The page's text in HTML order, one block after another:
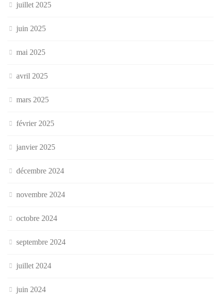
juillet 2025
juin 2025
mai 2025
avril 2025
mars 2025
février 2025
janvier 2025
décembre 2024
novembre 2024
octobre 2024
septembre 2024
juillet 2024
juin 2024